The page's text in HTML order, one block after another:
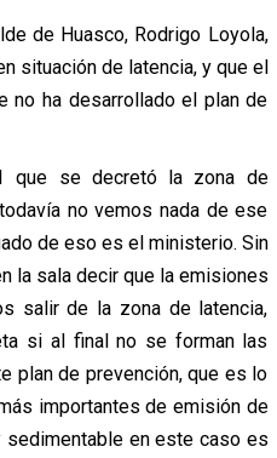
de Huasco, Rodrigo Loyola,
situación de latencia, y que el
no ha desarrollado el plan de
que se decretó la zona de
no vemos nada de ese
de eso es el ministerio. Sin
la sala decir que la emisiones
salir de la zona de latencia,
si al final no se forman las
plan de prevención, que es lo
importantes de emisión de
sedimentable en este caso es